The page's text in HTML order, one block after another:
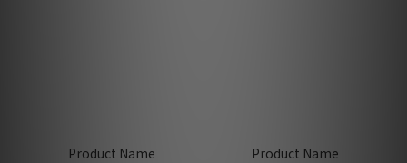
Product Name Product Name